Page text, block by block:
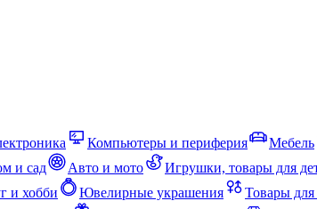
Компьютеры и периферия Мебель
и сад Авто и мото Игрушки, товары для
и хобби Ювелирные украшения Товары